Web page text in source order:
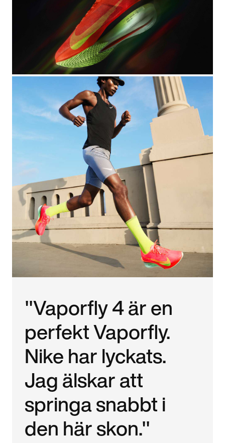
"Vaporfly 4 är en
perfekt Vaporfly.
Nike har lyckats.
Jag älskar att
springa snabbt i
den här skon."